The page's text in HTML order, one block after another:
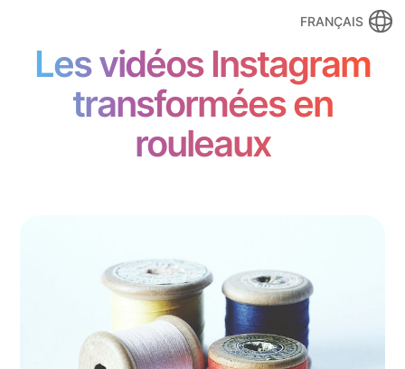
FRANÇAIS
Les vidéos Instagram
transformées en
rouleaux